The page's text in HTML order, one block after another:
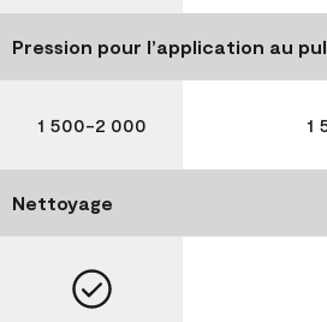
Pression pour l’application au
1 500-2 000 1
Nettoyage